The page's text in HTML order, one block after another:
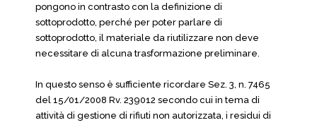
pongono in contrasto con la definizione di
sottoprodotto, perché per poter parlare di
sottoprodotto, il materiale da riutilizzare non deve
necessitare di alcuna trasformazione preliminare.
In questo senso è sufficiente ricordare Sez. 3, n. 7465
del 15/01/2008 Rv. 239012 secondo cui in tema di
attività di gestione di rifiuti non autorizzata, i residui di